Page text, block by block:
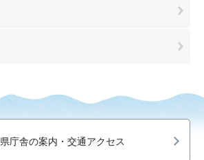
県庁舎の案内・交通アクセス